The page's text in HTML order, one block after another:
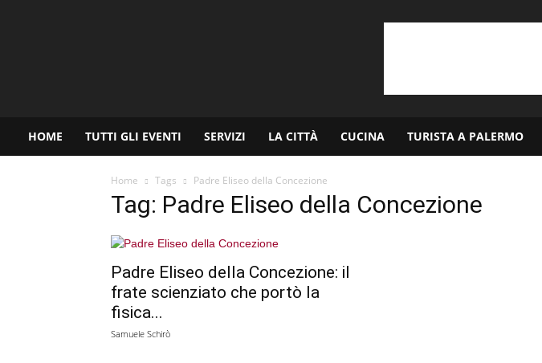
HOME TUTTI GLI EVENTI SERVIZI LA CITTÀ CUCINA TURISTA A PALERMO
Home Tags Padre Eliseo della Concezione
Tag: Padre Eliseo della Concezione
Padre Eliseo della Concezione: il
frate scienziato che portò la
fisica...
Samuele Schirò